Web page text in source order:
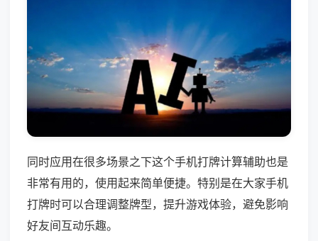
同时应用在很多场景之下这个手机打牌计算辅助也是
非常有用的，使用起来简单便捷。特别是在大家手机
打牌时可以合理调整牌型，提升游戏体验，避免影响
好友间互动乐趣。